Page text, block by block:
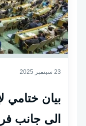
23 سبتمبر 2025
الى جانب